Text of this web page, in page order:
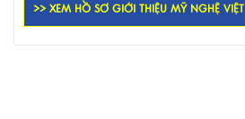
>> XEM HỒ SƠ GIỚI THIỆU MỸ NGHỆ VIỆT